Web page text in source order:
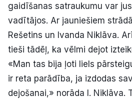
gaidīšanas satraukumu var
vadītājos. Ar jauniešiem
Rešetins un Ivanda Niklāva.
tieši tādēļ, ka vēlmi dejot
«Man tas bija ļoti liels
ir reta parādība, ja izdodas
dejošanai,» norāda I. Niklāva.